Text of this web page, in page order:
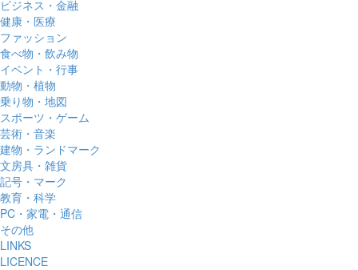
ビジネス・金融
健康・医療
ファッション
食べ物・飲み物
イベント・行事
動物・植物
乗り物・地図
スポーツ・ゲーム
芸術・音楽
建物・ランドマーク
文房具・雑貨
記号・マーク
教育・科学
PC・家電・通信
その他
LINKS
LICENCE